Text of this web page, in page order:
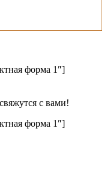
форма 1″]
с вами!
форма 1″]